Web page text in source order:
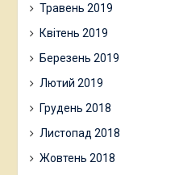
Травень 2019
Квітень 2019
Березень 2019
Лютий 2019
Грудень 2018
Листопад 2018
Жовтень 2018